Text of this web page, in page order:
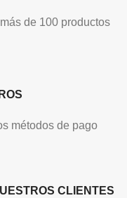
de 100 productos
métodos de pago
CLIENTES